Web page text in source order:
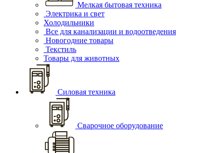
Мелкая бытовая техника
Электрика и свет
Холодильники
Все для канализации и водоотведения
Новогодние товары
Текстиль
Товары для животных
Силовая техника
Сварочное оборудование